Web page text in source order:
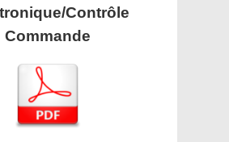
Contrôle
Commande